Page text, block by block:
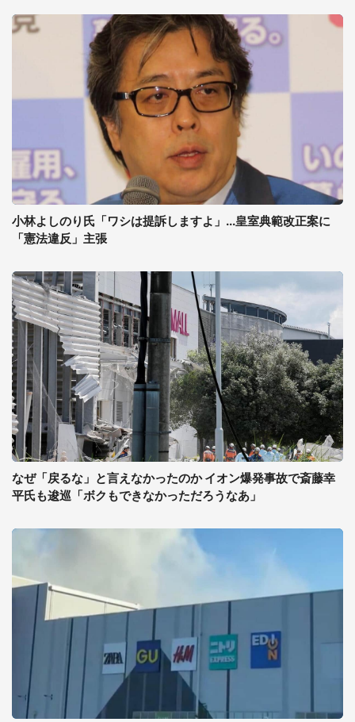
小林よしのり氏「ワシは提訴しますよ」...皇室典範改正案に
「憲法違反」主張
なぜ「戻るな」と言えなかったのか イオン爆発事故で斎藤幸
平氏も逡巡「ボクもできなかっただろうなあ」